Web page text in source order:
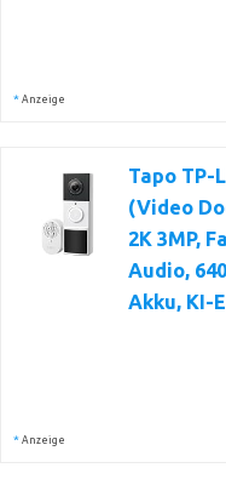
* Anzeige
Tapo TP-
(Video
2K 3MP,
Audio,
Akku, KI-
* Anzeige